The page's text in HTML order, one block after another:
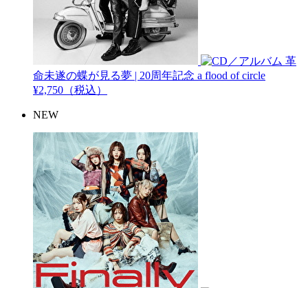
革
命未遂の蝶が見る夢 | 20周年記念 a flood of circle
¥2,750（税込）
NEW